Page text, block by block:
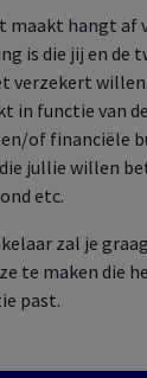
maakt hangt af
is die jij en de
verzekert
in functie van
of financiële
jullie willen
etc.
zal je
te maken die
past.